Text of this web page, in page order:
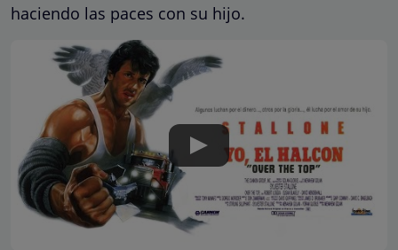
haciendo las paces con su hijo.